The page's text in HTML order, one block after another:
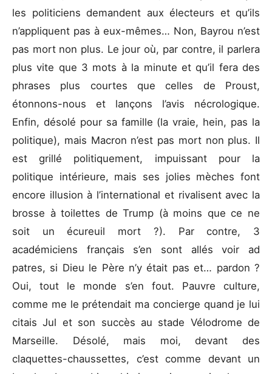
les politiciens demandent aux électeurs et qu’ils
n’appliquent pas à eux-mêmes… Non, Bayrou n’est
pas mort non plus. Le jour où, par contre, il parlera
plus vite que 3 mots à la minute et qu’il fera des
phrases plus courtes que celles de Proust,
étonnons-nous et lançons l’avis nécrologique.
Enfin, désolé pour sa famille (la vraie, hein, pas la
politique), mais Macron n’est pas mort non plus. Il
est grillé politiquement, impuissant pour la
politique intérieure, mais ses jolies mèches font
encore illusion à l’international et rivalisent avec la
brosse à toilettes de Trump (à moins que ce ne
soit un écureuil mort ?). Par contre, 3
académiciens français s’en sont allés voir ad
patres, si Dieu le Père n’y était pas et… pardon ?
Oui, tout le monde s’en fout. Pauvre culture,
comme me le prétendait ma concierge quand je lui
citais Jul et son succès au stade Vélodrome de
Marseille. Désolé, mais moi, devant des
claquettes-chaussettes, c’est comme devant un